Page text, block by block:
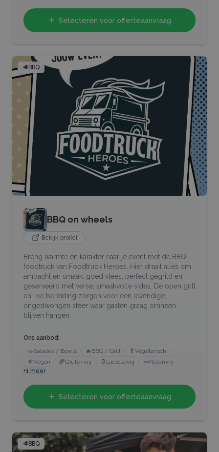
Selecteren voor offerteaanvraag
🥩BBQ
BBQ on wheels
Bekijk profiel
Breng warmte en karakter naar je event met de BBQ
foodtruck van Foodtruck Heroes. Hier draait alles om
ambacht en smaak: goed vlees, perfect gegrild en
geserveerd met verse, smaakvolle sides. De open grill
en live bereiding zorgen voor een levendige,
ongedwongen sfeer waar gasten graag omheen
blijven hangen.
Ons aanbod:
🥗Salades / Bowls 🔥 BBQ / Grill 🥬 Vegetarisch
🌱Vegan 🌾Glutenvrij 🥛 Lactosevrij 🥜Notenvrij
+1 meer
Selecteren voor offerteaanvraag
🥩BBQ